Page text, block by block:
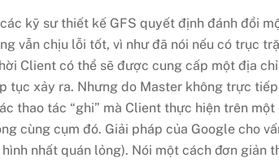
kỹ sư thiết kế GFS quyết định đánh đổi
vẫn chịu lỗi tốt, vì như đã nói nếu có trục
Client có thể sẽ được cung cấp một địa
tục xảy ra. Nhưng do Master không trực
thao tác “ghi” mà Client thực hiện trên
cùng cụm đó. Giải pháp của Google cho
nhất quán lỏng). Nói một cách đơn giản